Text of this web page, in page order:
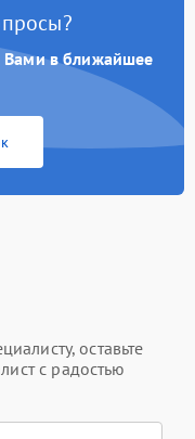
Вами в ближайшее
оставьте
с радостью